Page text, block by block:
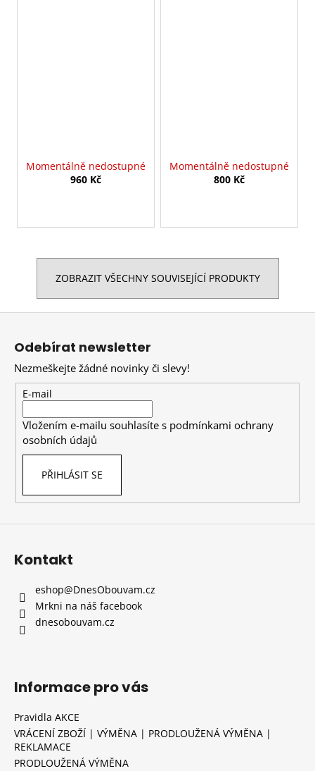
Momentálně nedostupné
960 Kč
Momentálně nedostupné
800 Kč
ZOBRAZIT VŠECHNY SOUVISEJÍCÍ PRODUKTY
Z
Odebírat newsletter
Nezmeškejte žádné novinky či slevy!
E-mail
Vložením e-mailu souhlasíte s podmínkami ochrany
osobních údajů
PŘIHLÁSIT SE
Kontakt
eshop@DnesObouvam.cz
Mrkni na náš facebook
dnesobouvam.cz
Informace pro vás
Pravidla AKCE
VRÁCENÍ ZBOŽÍ | VÝMĚNA | PRODLOUŽENÁ VÝMĚNA |
REKLAMACE
PRODLOUŽENÁ VÝMĚNA